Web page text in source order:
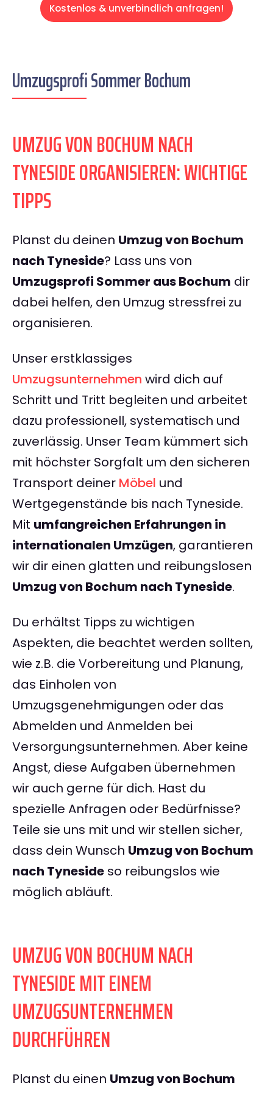
Kostenlos & unverbindlich anfragen!
Umzugsprofi Sommer Bochum
UMZUG VON BOCHUM NACH
TYNESIDE ORGANISIEREN: WICHTIGE
TIPPS
Planst du deinen Umzug von Bochum
nach Tyneside? Lass uns von
Umzugsprofi Sommer aus Bochum dir
dabei helfen, den Umzug stressfrei zu
organisieren.
Unser erstklassiges
Umzugsunternehmen wird dich auf
Schritt und Tritt begleiten und arbeitet
dazu professionell, systematisch und
zuverlässig. Unser Team kümmert sich
mit höchster Sorgfalt um den sicheren
Transport deiner Möbel und
Wertgegenstände bis nach Tyneside.
Mit umfangreichen Erfahrungen in
internationalen Umzügen, garantieren
wir dir einen glatten und reibungslosen
Umzug von Bochum nach Tyneside.
Du erhältst Tipps zu wichtigen
Aspekten, die beachtet werden sollten,
wie z.B. die Vorbereitung und Planung,
das Einholen von
Umzugsgenehmigungen oder das
Abmelden und Anmelden bei
Versorgungsunternehmen. Aber keine
Angst, diese Aufgaben übernehmen
wir auch gerne für dich. Hast du
spezielle Anfragen oder Bedürfnisse?
Teile sie uns mit und wir stellen sicher,
dass dein Wunsch Umzug von Bochum
nach Tyneside so reibungslos wie
möglich abläuft.
UMZUG VON BOCHUM NACH
TYNESIDE MIT EINEM
UMZUGSUNTERNEHMEN
DURCHFÜHREN
Planst du einen Umzug von Bochum